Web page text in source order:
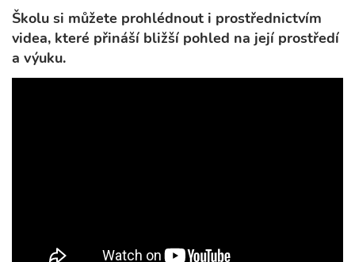
Školu si můžete prohlédnout i prostřednictvím
videa, které přináší bližší pohled na její prostředí
a výuku.